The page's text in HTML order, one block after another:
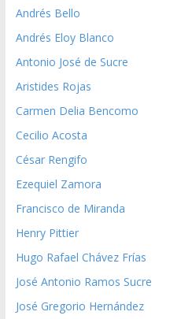
Andrés Bello
Andrés Eloy Blanco
Antonio José de Sucre
Aristides Rojas
Carmen Delia Bencomo
Cecilio Acosta
César Rengifo
Ezequiel Zamora
Francisco de Miranda
Henry Pittier
Hugo Rafael Chávez Frías
José Antonio Ramos Sucre
José Gregorio Hernández